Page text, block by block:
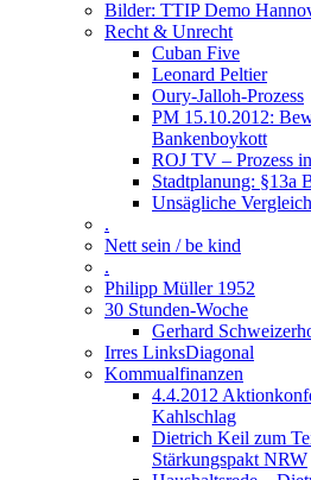
Bilder: TTIP Demo
Recht & Unrecht
Cuban Five
Leonard Peltier
Oury-Jalloh-Prozess
PM 15.10.2012:
Bankenboykott
ROJ TV – Prozess
Stadtplanung: §13a
Unsägliche
.
Nett sein / be kind
.
Philipp Müller 1952
30 Stunden-Woche
Gerhard
Irres LinksDiagonal
Kommualfinanzen
4.4.2012
Kahlschlag
Dietrich Keil zum
Stärkungspakt NRW